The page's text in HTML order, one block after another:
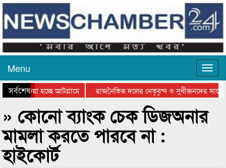
Menu
সর্বশেষ
যাওয়া হচ্ছে আটগ্রামে
রাজনৈতিক দলের নেতৃবৃন্দ ও সুধীজনদের সাথে
সিলেটে বাংলাদেশ গ্রুপ থিয়েটার
» কোনো ব্যাংক চেক ডিজঅনার
মামলা করতে পারবে না :
হাইকোর্ট